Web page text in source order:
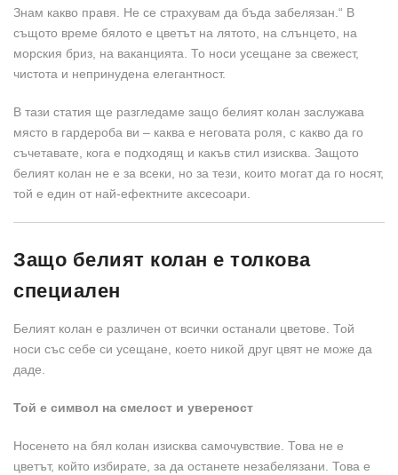
Знам какво правя. Не се страхувам да бъда забелязан.“ В
същото време бялото е цветът на лятото, на слънцето, на
морския бриз, на ваканцията. То носи усещане за свежест,
чистота и непринудена елегантност.
В тази статия ще разгледаме защо белият колан заслужава
място в гардероба ви – каква е неговата роля, с какво да го
съчетавате, кога е подходящ и какъв стил изисква. Защото
белият колан не е за всеки, но за тези, които могат да го носят,
той е един от най-ефектните аксесоари.
Защо белият колан е толкова
специален
Белият колан е различен от всички останали цветове. Той
носи със себе си усещане, което никой друг цвят не може да
даде.
Той е символ на смелост и увереност
Носенето на бял колан изисква самочувствие. Това не е
цветът, който избирате, за да останете незабелязани. Това е